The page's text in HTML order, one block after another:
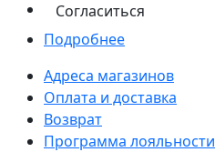
Согласиться
Подробнее
Адреса магазинов
Оплата и доставка
Возврат
Программа лояльности